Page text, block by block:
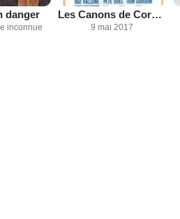
danger
inconnue
Les Canons de Cordoba
9 mai 2017